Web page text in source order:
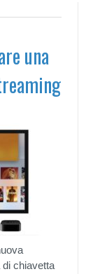
una
chiavetta